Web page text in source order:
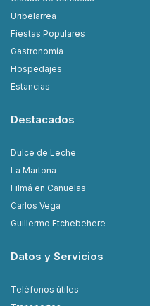
Uribelarrea
Fiestas Populares
Gastronomía
Hospedajes
Estancias
Destacados
Dulce de Leche
La Martona
Filmá en Cañuelas
Carlos Vega
Guillermo Etchebehere
Datos y Servicios
Teléfonos útiles